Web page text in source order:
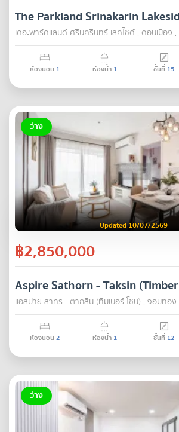
The Parkland Srinakarin
เดอะพาร์คแลนด์ ศรีนครินทร์ เลคไซด์ , ดอนเมือง
ห้องนอน 1 ห้องน้ำ 1 ชั้นที่ 15
ว่าง
Updated 10/07/2569
฿2,850,000
Aspire Sathorn - Taksin
แอสปาย สาทร - ตากสิน (ทิมเบอร์ โซน) , จอมทอง
ห้องนอน 2 ห้องน้ำ 1 ชั้นที่ 12
ว่าง